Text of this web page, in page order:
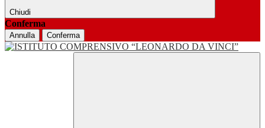
Chiudi
Conferma
Annulla Conferma